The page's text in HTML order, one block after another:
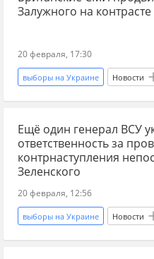
Вооруженные силы Украины
Генассамблея ООН Мексика
Залужного на
20 февраля, 17:30
выборы на Украине Новости
Украина Киев
Валерий Залужный
Вооруженные силы Украины
The Guardian
Ещё один генерал ВСУ
ответственность за
контрнаступления
Зеленского
20 февраля, 12:56
выборы на Украине Новости
Артемовск Россия